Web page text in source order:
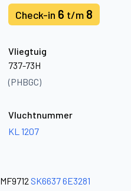
Check-in 6 t/m 8
Vliegtuig
737-73H
(PHBGC)
Vluchtnummer
KL 1207
MF9712 SK66376E3281